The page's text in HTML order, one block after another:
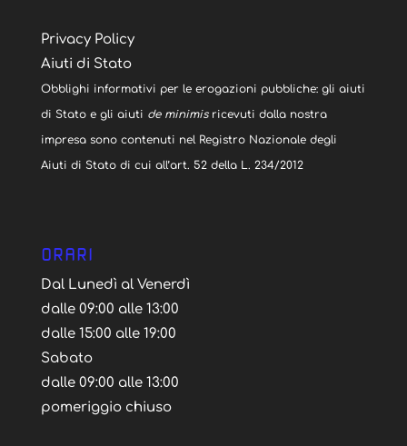
Privacy Policy
Aiuti di Stato
Obblighi informativi per le erogazioni pubbliche: gli aiuti
di Stato e gli aiuti de minimisricevuti dalla nostra
impresa sono contenuti nel Registro Nazionale degli
Aiuti di Stato di cui all’art. 52 della L. 234/2012
ORARI
Dal Lunedì al Venerdì
dalle 09:00 alle 13:00
dalle 15:00 alle 19:00
Sabato
dalle 09:00 alle 13:00
pomeriggio chiuso